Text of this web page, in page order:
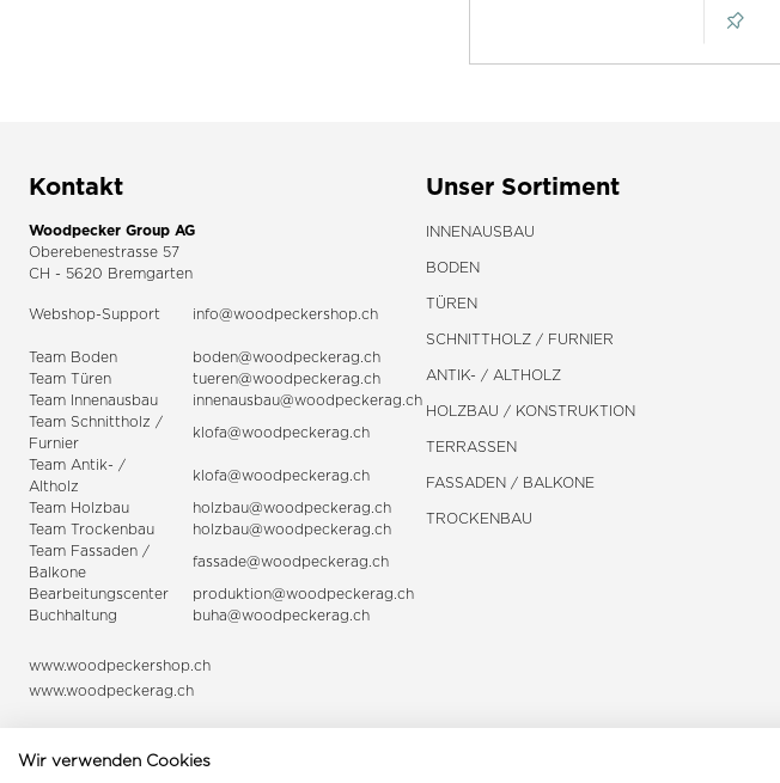
Kontakt
Woodpecker Group AG
Oberebenestrasse 57
CH - 5620 Bremgarten
Webshop-Support info@woodpeckershop.ch
Team Boden
boden@woodpeckerag.ch
Team Türen
tueren@woodpeckerag.ch
Team Innenausbau
innenausbau@woodpeckerag.ch
Team Schnittholz /
Furnier
klofa@woodpeckerag.ch
Team Antik- /
Altholz
klofa@woodpeckerag.ch
Team Holzbau
holzbau@woodpeckerag.ch
Team Trockenbau
holzbau@woodpeckerag.ch
Team Fassaden /
Balkone
fassade@woodpeckerag.ch
Bearbeitungscenter
produktion@woodpeckerag.ch
Buchhaltung
buha@woodpeckerag.ch
www.woodpeckershop.ch
www.woodpeckerag.ch
Unser Sortiment
INNENAUSBAU
BODEN
TÜREN
SCHNITTHOLZ / FURNIER
ANTIK- / ALTHOLZ
HOLZBAU / KONSTRUKTION
TERRASSEN
FASSADEN / BALKONE
TROCKENBAU
Wir verwenden Cookies